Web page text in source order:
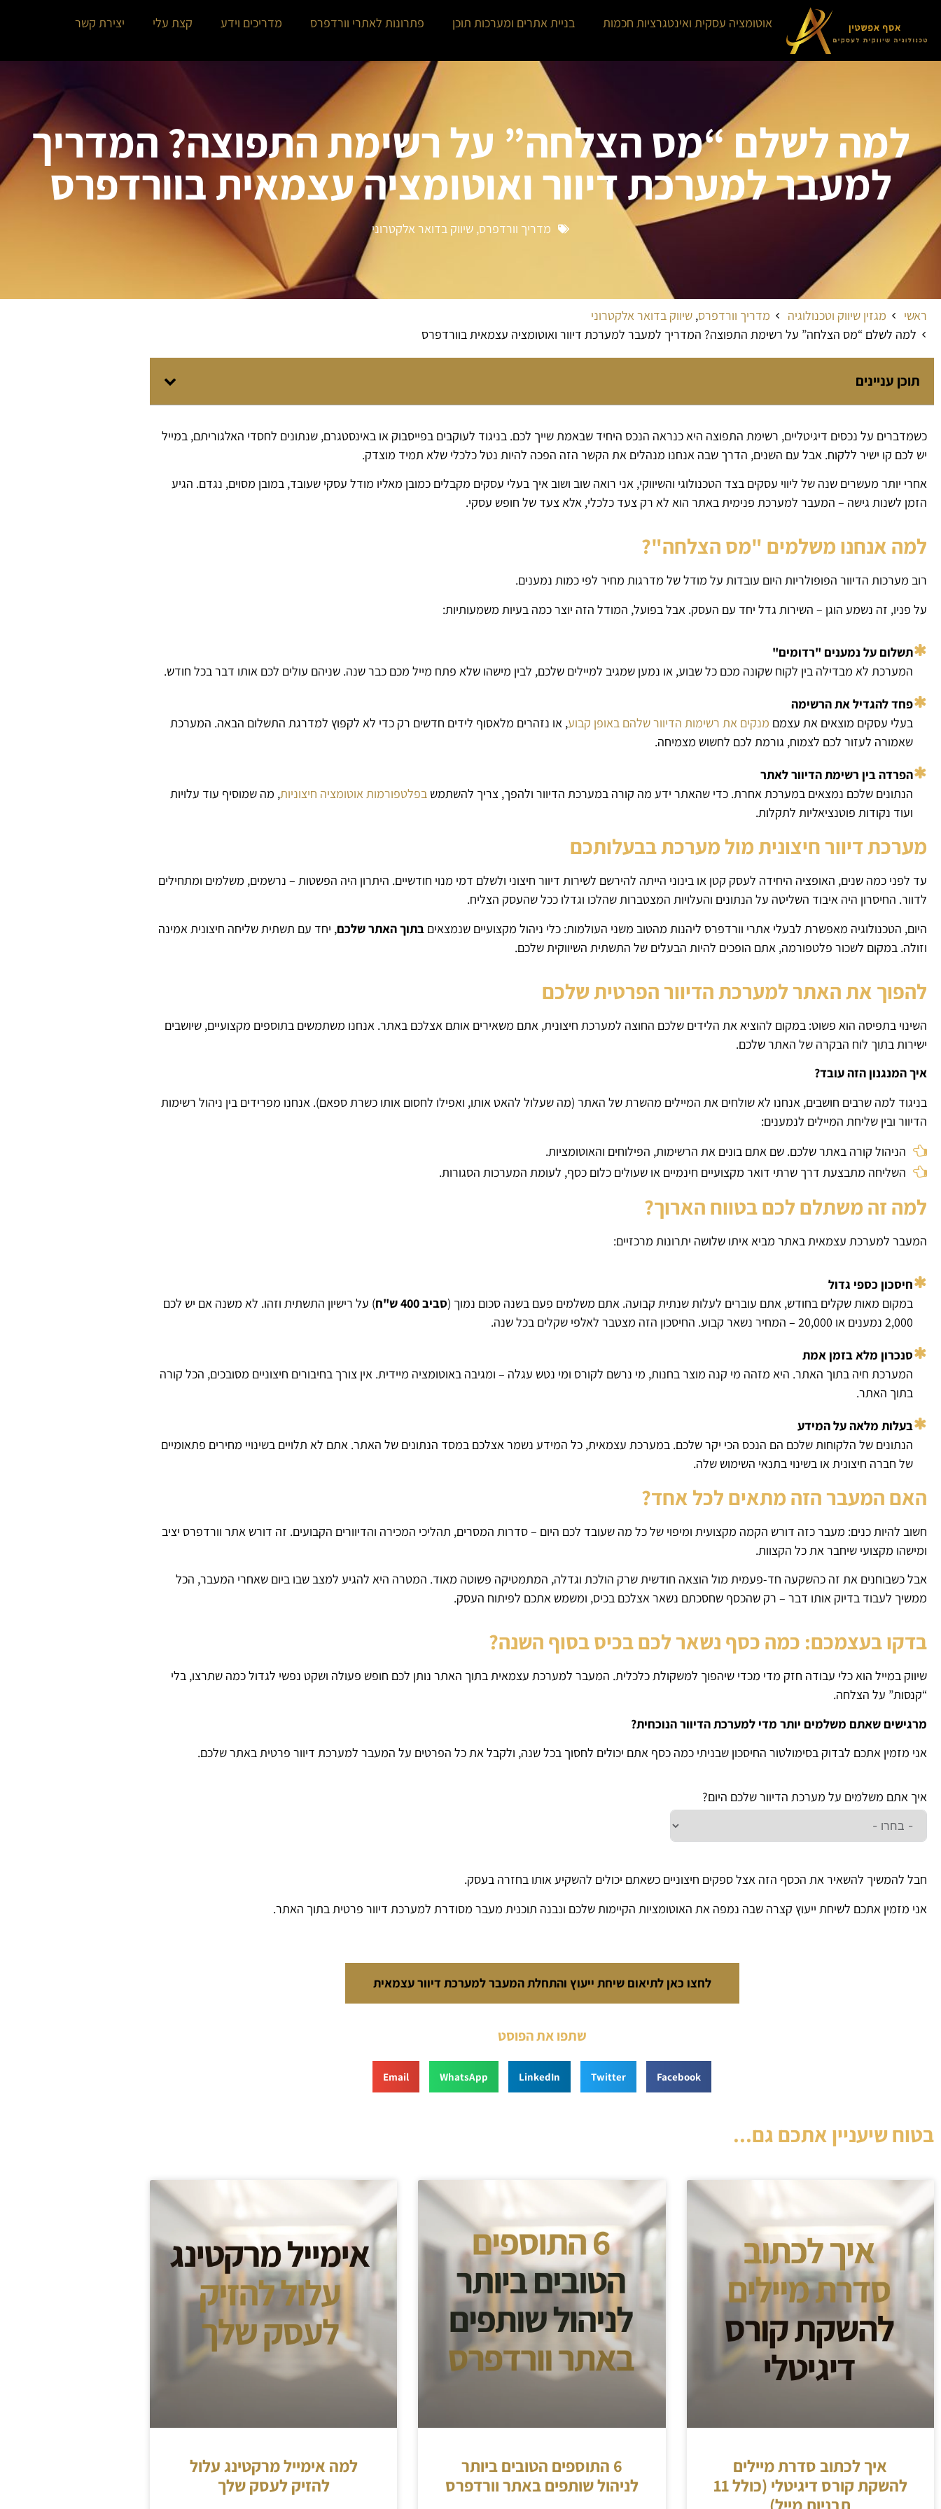
אוטומציה עסקית ואינטגרציות חכמות בניית אתרים ומערכות תוכן פתרונות לאתרי וורדפרס מדריכים וידע קצת עלי יצירת קשר
למה לשלם “מס הצלחה” על רשימת התפוצה? המדריך
למעבר למערכת דיוור ואוטומציה עצמאית בוורדפרס
מדריך וורדפרס, שיווק בדואר אלקטרוני
ראשי מגזין שיווק וטכנולוגיה מדריך וורדפרס, שיווק בדואר אלקטרוני
למה לשלם “מס הצלחה” על רשימת התפוצה? המדריך למעבר למערכת דיוור ואוטומציה עצמאית בוורדפרס
תוכן עניינים
כשמדברים על נכסים דיגיטליים, רשימת התפוצה היא כנראה הנכס היחיד שבאמת שייך לכם. בניגוד לעוקבים בפייסבוק או באינסטגרם, שנתונים לחסדי האלגוריתם, במייל
יש לכם קו ישיר ללקוח. אבל עם השנים, הדרך שבה אנחנו מנהלים את הקשר הזה הפכה להיות נטל כלכלי שלא תמיד מוצדק.
אחרי יותר מעשרים שנה של ליווי עסקים בצד הטכנולוגי והשיווקי, אני רואה שוב ושוב איך בעלי עסקים מקבלים כמובן מאליו מודל עסקי שעובד, במובן מסוים, נגדם. הגיע
הזמן לשנות גישה – המעבר למערכת פנימית באתר הוא לא רק צעד כלכלי, אלא צעד של חופש עסקי.
למה אנחנו משלמים "מס הצלחה"?
רוב מערכות הדיוור הפופולריות היום עובדות על מודל של מדרגות מחיר לפי כמות נמענים.
על פניו, זה נשמע הוגן – השירות גדל יחד עם העסק. אבל בפועל, המודל הזה יוצר כמה בעיות משמעותיות:
תשלום על נמענים "רדומים"
המערכת לא מבדילה בין לקוח שקונה מכם כל שבוע, או נמען שמגיב למיילים שלכם, לבין מישהו שלא פתח מייל מכם כבר שנה. שניהם עולים לכם אותו דבר בכל חודש.
פחד להגדיל את הרשימה
בעלי עסקים מוצאים את עצמם מנקים את רשימות הדיוור שלהם באופן קבוע, או נזהרים מלאסוף לידים חדשים רק כדי לא לקפוץ למדרגת התשלום הבאה. המערכת
שאמורה לעזור לכם לצמוח, גורמת לכם לחשוש מצמיחה.
הפרדה בין רשימת הדיוור לאתר
הנתונים שלכם נמצאים במערכת אחרת. כדי שהאתר ידע מה קורה במערכת הדיוור ולהפך, צריך להשתמש בפלטפורמות אוטומציה חיצוניות, מה שמוסיף עוד עלויות
ועוד נקודות פוטנציאליות לתקלות.
מערכת דיוור חיצונית מול מערכת בבעלותכם
עד לפני כמה שנים, האופציה היחידה לעסק קטן או בינוני הייתה להירשם לשירות דיוור חיצוני ולשלם דמי מנוי חודשיים. היתרון היה הפשטות – נרשמים, משלמים ומתחילים
לדוור. החיסרון היה איבוד השליטה על הנתונים והעלויות המצטברות שהלכו וגדלו ככל שהעסק הצליח.
היום, הטכנולוגיה מאפשרת לבעלי אתרי וורדפרס ליהנות מהטוב משני העולמות: כלי ניהול מקצועיים שנמצאים בתוך האתר שלכם, יחד עם תשתית שליחה חיצונית אמינה
וזולה. במקום לשכור פלטפורמה, אתם הופכים להיות הבעלים של התשתית השיווקית שלכם.
להפוך את האתר למערכת הדיוור הפרטית שלכם
השינוי בתפיסה הוא פשוט: במקום להוציא את הלידים שלכם החוצה למערכת חיצונית, אתם משאירים אותם אצלכם באתר. אנחנו משתמשים בתוספים מקצועיים, שיושבים
ישירות בתוך לוח הבקרה של האתר שלכם.
איך המנגנון הזה עובד?
בניגוד למה שרבים חושבים, אנחנו לא שולחים את המיילים מהשרת של האתר (מה שעלול להאט אותו, ואפילו לחסום אותו כשרת ספאם). אנחנו מפרידים בין ניהול רשימות
הדיוור ובין שליחת המיילים לנמענים:
הניהול קורה באתר שלכם. שם אתם בונים את הרשימות, הפילוחים והאוטומציות.
השליחה מתבצעת דרך שרתי דואר מקצועיים חינמיים או שעולים כלום כסף, לעומת המערכות הסגורות.
למה זה משתלם לכם בטווח הארוך?
המעבר למערכת עצמאית באתר מביא איתו שלושה יתרונות מרכזיים:
חיסכון כספי גדול
במקום מאות שקלים בחודש, אתם עוברים לעלות שנתית קבועה. אתם משלמים פעם בשנה סכום נמוך (סביב 400 ש"ח
) על רישיון התשתית וזהו. לא משנה אם יש לכם
2,000 נמענים או 20,000 – המחיר נשאר קבוע. החיסכון הזה מצטבר לאלפי שקלים בכל שנה.
סנכרון מלא בזמן אמת
המערכת חיה בתוך האתר. היא מזהה מי קנה מוצר בחנות, מי נרשם לקורס ומי נטש עגלה – ומגיבה באוטומציה מיידית. אין צורך בחיבורים חיצוניים מסובכים, הכל קורה
בתוך האתר.
בעלות מלאה על המידע
הנתונים של הלקוחות שלכם הם הנכס הכי יקר שלכם. במערכת עצמאית, כל המידע נשמר אצלכם במסד הנתונים של האתר. אתם לא תלויים בשינויי מחירים פתאומיים
של חברה חיצונית או בשינוי בתנאי השימוש שלה.
האם המעבר הזה מתאים לכל אחד?
חשוב להיות כנים: מעבר כזה דורש הקמה מקצועית ומיפוי של כל מה שעובד לכם היום – סדרות המסרים, תהליכי המכירה והדיוורים הקבועים. זה דורש אתר וורדפרס יציב
ומישהו מקצועי שיחבר את כל הקצוות.
אבל כשבוחנים את זה כהשקעה חד-פעמית מול הוצאה חודשית שרק הולכת וגדלה, המתמטיקה פשוטה מאוד. המטרה היא להגיע למצב שבו ביום שאחרי המעבר, הכל
ממשיך לעבוד בדיוק אותו דבר – רק שהכסף שחסכתם נשאר אצלכם בכיס, ומשמש אתכם לפיתוח העסק.
בדקו בעצמכם: כמה כסף נשאר לכם בכיס בסוף השנה?
שיווק במייל הוא כלי עבודה חזק מדי מכדי שיהפוך למשקולת כלכלית. המעבר למערכת עצמאית בתוך האתר נותן לכם חופש פעולה ושקט נפשי לגדול כמה שתרצו, בלי
“קנסות” על הצלחה.
מרגישים שאתם משלמים יותר מדי למערכת הדיוור הנוכחית?
אני מזמין אתכם לבדוק בסימולטור החיסכון שבניתי כמה כסף אתם יכולים לחסוך בכל שנה, ולקבל את כל הפרטים על המעבר למערכת דיוור פרטית באתר שלכם.
איך אתם משלמים על מערכת הדיוור שלכם היום?
חבל להמשיך להשאיר את הכסף הזה אצל ספקים חיצוניים כשאתם יכולים להשקיע אותו בחזרה בעסק.
אני מזמין אתכם לשיחת ייעוץ קצרה שבה נמפה את האוטומציות הקיימות שלכם ונבנה תוכנית מעבר מסודרת למערכת דיוור פרטית בתוך האתר.
לחצו כאן לתיאום שיחת ייעוץ והתחלת המעבר למערכת דיוור עצמאית
שתפו את הפוסט
Facebook
Twitter
LinkedIn
WhatsApp
Email
בטוח שיעניין אתכם גם...
איך לכתוב סדרת מיילים
להשקת קורס דיגיטלי (כולל 11
תבניות מייל)
6 התוספים הטובים ביותר
לניהול שותפים באתר וורדפרס
למה אימייל מרקטינג עלול
להזיק לעסק שלך